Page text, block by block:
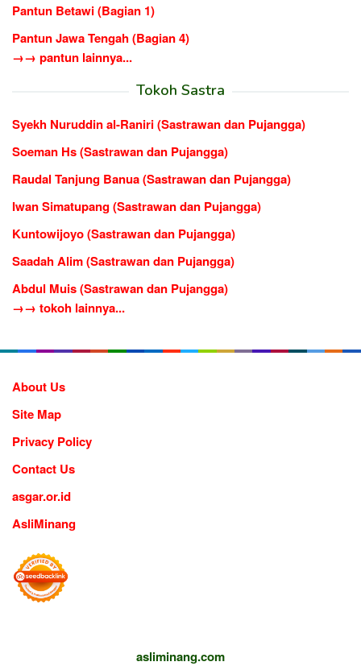
Pantun Betawi (Bagian 1)
Pantun Jawa Tengah (Bagian 4)
→→ pantun lainnya...
Tokoh Sastra
Syekh Nuruddin al-Raniri (Sastrawan dan Pujangga)
Soeman Hs (Sastrawan dan Pujangga)
Raudal Tanjung Banua (Sastrawan dan Pujangga)
Iwan Simatupang (Sastrawan dan Pujangga)
Kuntowijoyo (Sastrawan dan Pujangga)
Saadah Alim (Sastrawan dan Pujangga)
Abdul Muis (Sastrawan dan Pujangga)
→→ tokoh lainnya...
About Us
Site Map
Privacy Policy
Contact Us
asgar.or.id
AsliMinang
asliminang.com